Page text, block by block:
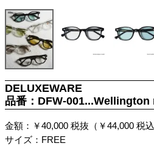
DELUXEWARE
品番：DFW-001...Wellington
金額：￥40,000 税抜（￥44,000 税込
サイズ：FREE